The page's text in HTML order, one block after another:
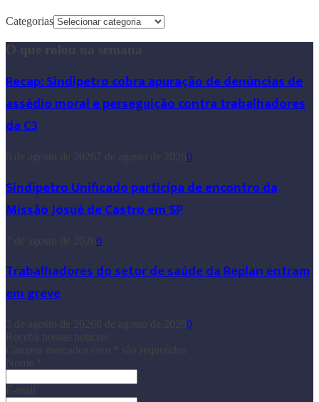
Categorias
O que rolou na semana
Recap: Sindipetro cobra apuração de denúncias de
assédio moral e perseguição contra trabalhadores
da C3
0
Sindipetro Unificado participa de encontro da
Missão Josué de Castro em SP
0
Trabalhadores do setor de saúde da Replan entram
em greve
0